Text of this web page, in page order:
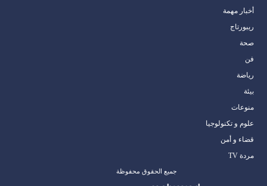
أخبار مهمة
ريبورتاج
صحة
فن
رياضة
بيئة
منوعات
علوم و تكنولوجيا
قضاء و أمن
مردة TV
جميع الحقوق محفوظة